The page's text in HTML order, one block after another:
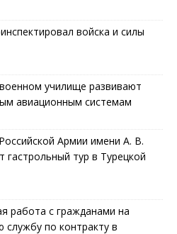
войска и силы
училище развивают
авиационным системам
Армии имени А. В.
гастрольный тур в Турецкой
работа с гражданами на
службу по контракту в